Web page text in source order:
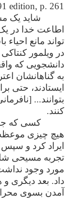
edition, p. 261).
شاید یک
اطاعت خدا در
تواند مانع
دانشجویی که
به گناهانشان
ایستادند، حتی
بتوانند...
کنند.
کسی که
هیچ چیزی
ایراد کرد و
تجربه مسیحی
مورد وجود
داد. بعد دیگری
آمدن بسوی